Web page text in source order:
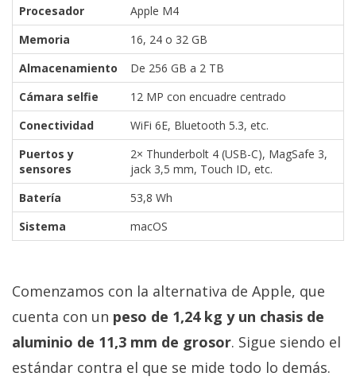
Procesador
Apple M4
Memoria
16, 24 o 32 GB
Almacenamiento
De 256 GB a 2 TB
Cámara selfie
12 MP con encuadre centrado
Conectividad
WiFi 6E, Bluetooth 5.3, etc.
Puertos y
sensores
2× Thunderbolt 4 (USB-C), MagSafe 3,
jack 3,5 mm, Touch ID, etc.
Batería
53,8 Wh
Sistema
macOS
Comenzamos con la alternativa de Apple, que
cuenta con un peso de 1,24 kg y un chasis de
aluminio de 11,3 mm de grosor. Sigue siendo el
estándar contra el que se mide todo lo demás.